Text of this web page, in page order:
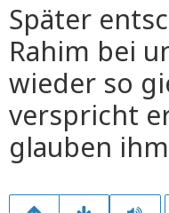
Später
Rahim bei
wieder so
verspricht
glauben